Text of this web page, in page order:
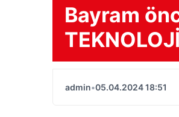
Bayram
TEKNOLOJİ
admin•05.04.2024 18:51